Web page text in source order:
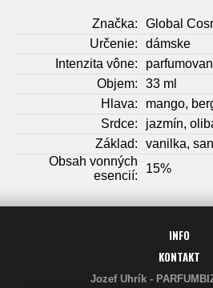
Značka:
Global
Určenie:
dámske
Intenzita vône:
Objem:
33 ml
Hlava:
mango,
Srdce:
jazmín,
Základ:
vanilka,
Obsah vonných
esencií:
15%
INFO
KONTAKT
Jozef Uhrík -